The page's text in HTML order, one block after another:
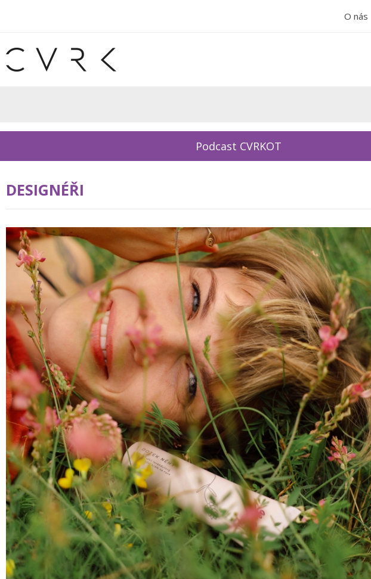
O nás
Podcast CVRKOT
DESIGNÉŘI